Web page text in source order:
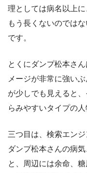
理としては病名以上
もう長くないのでは
です。
とくにダンプ松本さ
メージが非常に強い
が少しでも見えると
らみやすいタイプの人
三つ目は、検索エン
ダンプ松本さんの病
と、周辺には余命、